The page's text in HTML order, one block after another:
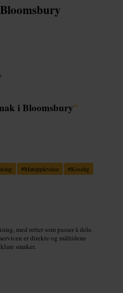
i Bloomsbury”
#Matopplevelse #Koselig
med retter som passer å dele.
er direkte og måltidene
smaker.